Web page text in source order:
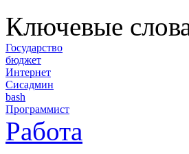
Ключевые
Государство
бюджет
Интернет
Сисадмин
bash
Программист
Работа